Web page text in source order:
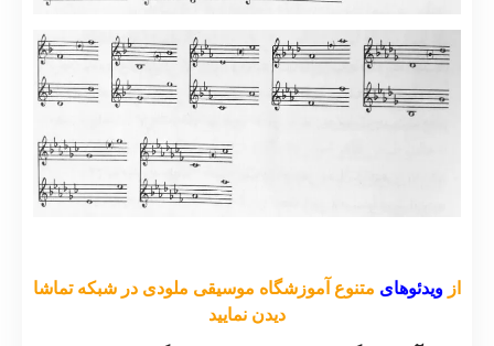
از ویدئوهای متنوع آموزشگاه موسیقی ملودی در شبکه تماشا
دیدن نمایید